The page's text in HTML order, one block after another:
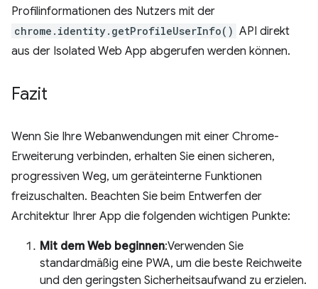
Profilinformationen des Nutzers mit der
chrome.identity.getProfileUserInfo() API direkt
aus der Isolated Web App abgerufen werden können.
Fazit
Wenn Sie Ihre Webanwendungen mit einer Chrome-
Erweiterung verbinden, erhalten Sie einen sicheren,
progressiven Weg, um geräteinterne Funktionen
freizuschalten. Beachten Sie beim Entwerfen der
Architektur Ihrer App die folgenden wichtigen Punkte:
Mit dem Web beginnen:Verwenden Sie
standardmäßig eine PWA, um die beste Reichweite
und den geringsten Sicherheitsaufwand zu erzielen.